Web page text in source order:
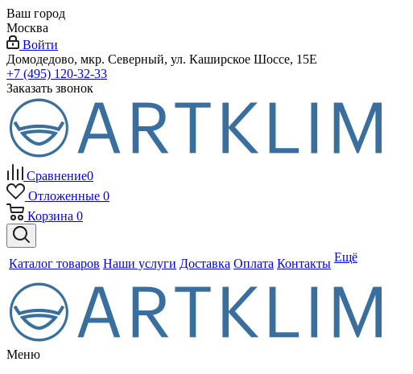
Ваш город
Москва
Войти
Домодедово, мкр. Северный, ул. Каширское Шоссе, 15Е
+7 (495) 120-32-33
Заказать звонок
Сравнение0
Отложенные 0
Корзина 0
Каталог товаров Наши услуги Доставка Оплата Контакты Ещё
Меню